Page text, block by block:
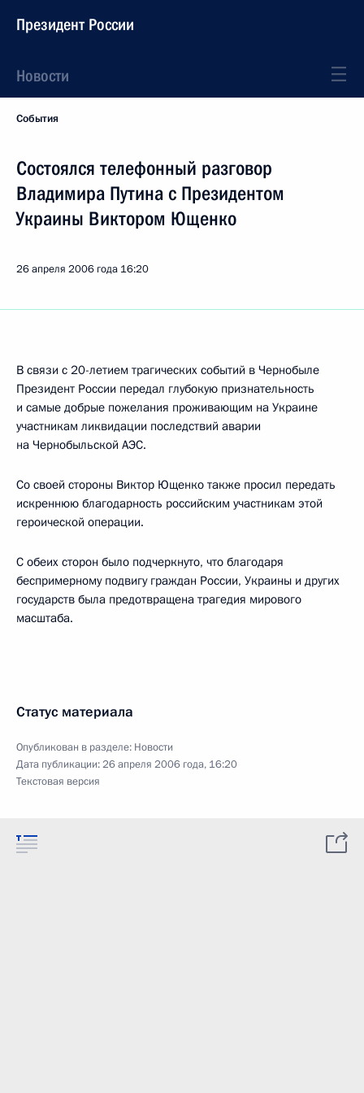
Президент России
Новости
События
Состоялся телефонный разговор
Владимира Путина с Президентом
Украины Виктором Ющенко
26 апреля 2006 года 16:20
В связи с 20-летием трагических событий в Чернобыле
Президент России передал глубокую признательность
и самые добрые пожелания проживающим на Украине
участникам ликвидации последствий аварии
на Чернобыльской АЭС.
Со своей стороны Виктор Ющенко также просил передать
искреннюю благодарность российским участникам этой
героической операции.
С обеих сторон было подчеркнуто, что благодаря
беспримерному подвигу граждан России, Украины и других
государств была предотвращена трагедия мирового
масштаба.
Статус материала
Опубликован в разделе: Новости
Дата публикации:26 апреля 2006 года, 16:20
Текстовая версия